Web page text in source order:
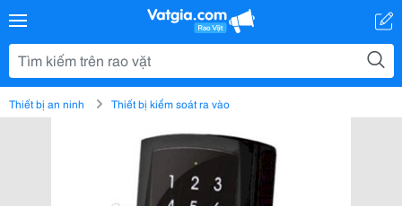
Thiết bị an ninh Thiết bị kiểm soát ra vào